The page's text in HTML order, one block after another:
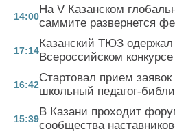
14:00
На V Казанском
саммите развернется
17:14
Казанский ТЮЗ одержал
Всероссийском конкурсе
16:42
Стартовал прием
школьный педагог-
15:39
В Казани проходит
сообщества